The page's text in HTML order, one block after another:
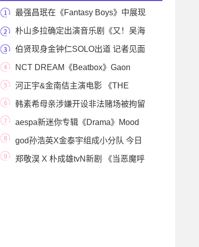
最强昌珉在《Fantasy Boys》中展现
不可替代的存在
朴山多拉确定出演音乐剧《又！吴海
英》 展开新
伯贤现身金钟仁SOLO出道 记者见面
会担任MC展义气
NCT DREAM《Beatbox》Gaon
chart三冠王 占据多个榜单
河正宇&金南佶主演电影 《THE
CLOSET》确定2月份
韩素希母亲涉嫌开设非法赌场被拘留
曾有过诈骗
aespa新迷你专辑《Drama》Mood
Sampler公开，概念化的
god孙浩英X金泰宇组成小分队 今日
公开出道单曲
郑敬淏 X 朴成雄tvN新剧 《当恶魔呼